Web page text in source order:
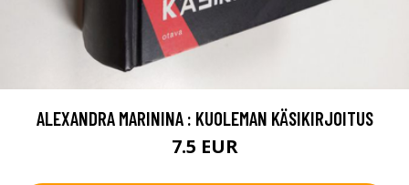
ALEXANDRA MARININA : KUOLEMAN KÄSIKIRJOITUS
7.5 EUR